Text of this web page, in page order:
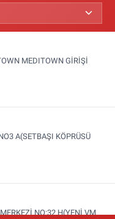
MEDITOWN GİRİŞİ
A(SETBAŞI KÖPRÜSÜ
NO:32 H(YENİ VM